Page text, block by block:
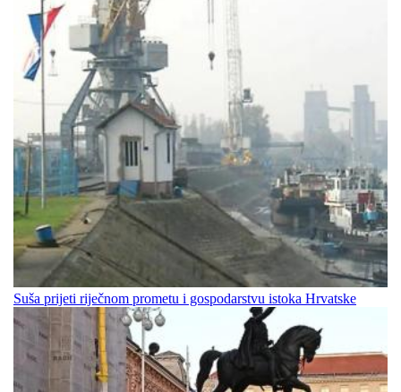
Suša prijeti riječnom prometu i gospodarstvu istoka Hrvatske